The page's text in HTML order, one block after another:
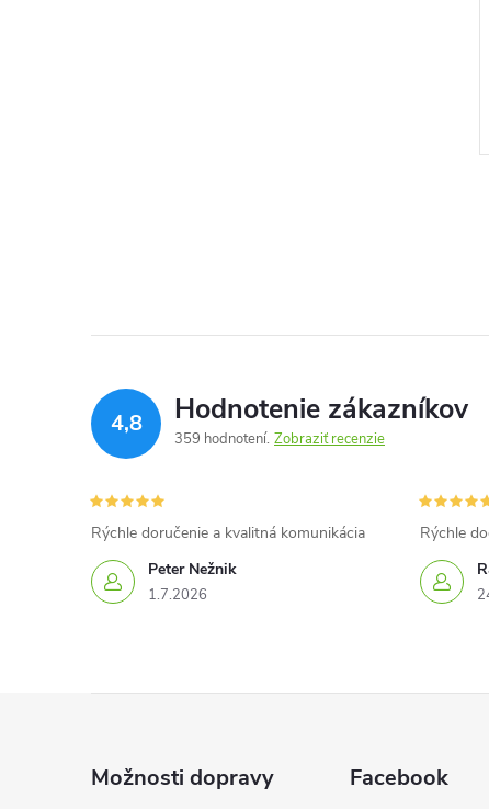
4,8 Hodnotenie zákazníkov
359 hodnotení Zobraziť recenzie
Peter Nežnik
1.7.2026
Rýchle doručenie a kvalitná komunikácia
Rýchle
Možnosti dopravy Facebook